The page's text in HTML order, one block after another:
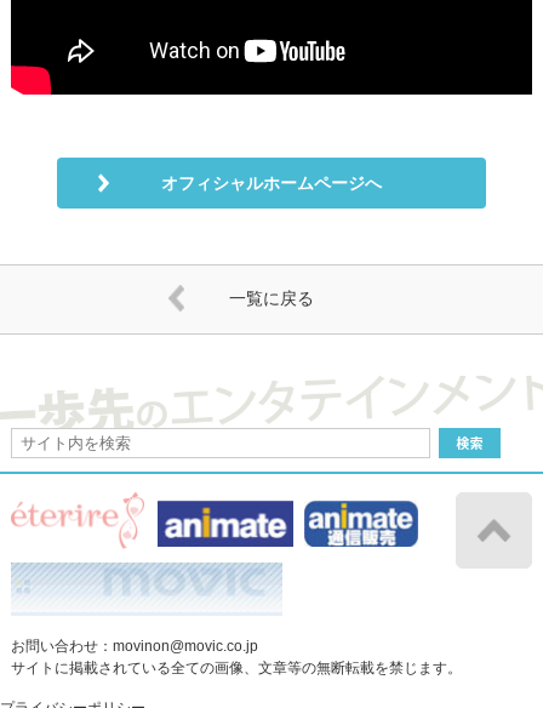
オフィシャルホームページへ
一覧に戻る
お問い合わせ： movinon@movic.co.jp
サイトに掲載されている全ての画像、文章等の無断転載を禁じます。